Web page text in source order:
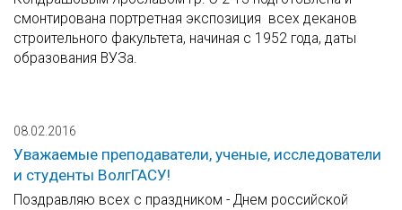
смонтирована портретная экспозиция всех деканов
строительного факультета, начиная с 1952 года, даты
образования ВУЗа.
08.02.2016
Уважаемые преподаватели, ученые, исследователи
и студенты ВолгГАСУ!
Поздравляю всех с праздником - Днем российской